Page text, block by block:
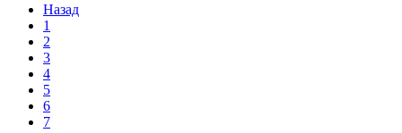
Назад
1
2
3
4
5
6
7